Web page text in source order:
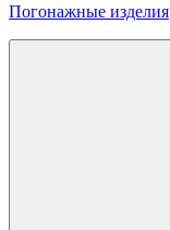
Погонажные изделия